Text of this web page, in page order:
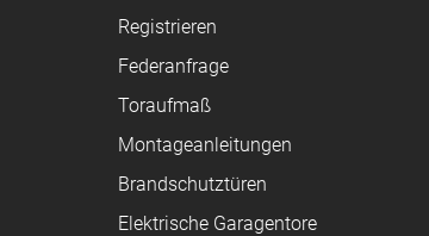
Registrieren
Federanfrage
Toraufmaß
Montageanleitungen
Brandschutztüren
Elektrische Garagentore